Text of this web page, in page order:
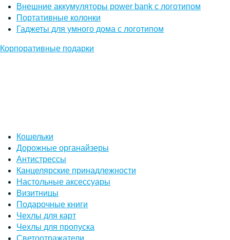
Внешние аккумуляторы power bank с логотипом
Портативные колонки
Гаджеты для умного дома с логотипом
Корпоративные подарки
Кошельки
Дорожные органайзеры
Антистрессы
Канцелярские принадлежности
Настольные аксессуары
Визитницы
Подарочные книги
Чехлы для карт
Чехлы для пропуска
Светоотражатели